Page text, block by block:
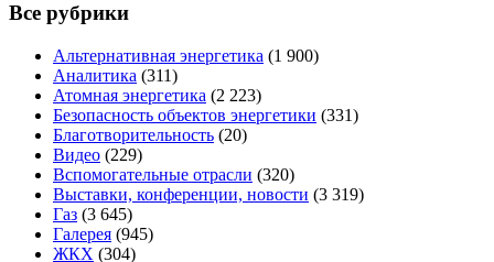
Все рубрики
Альтернативная энергетика (1 900)
Аналитика (311)
Атомная энергетика (2 223)
Безопасность объектов энергетики (331)
Благотворительность (20)
Видео (229)
Вспомогательные отрасли (320)
Выставки, конференции, новости (3 319)
Газ (3 645)
Галерея (945)
ЖКХ (304)